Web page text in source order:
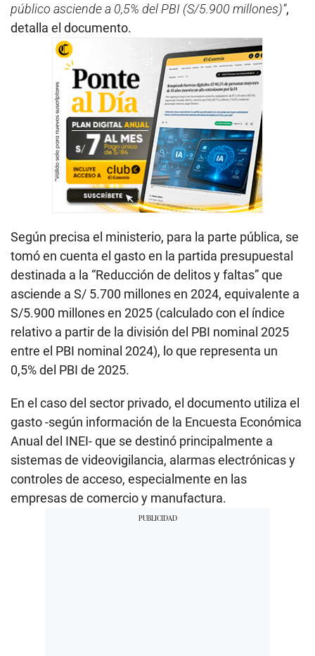
público asciende a 0,5% del PBI (S/5.900 millones)“,
detalla el documento.
Según precisa el ministerio, para la parte pública, se
tomó en cuenta el gasto en la partida presupuestal
destinada a la “Reducción de delitos y faltas” que
asciende a S/ 5.700 millones en 2024, equivalente a
S/5.900 millones en 2025 (calculado con el índice
relativo a partir de la división del PBI nominal 2025
entre el PBI nominal 2024), lo que representa un
0,5% del PBI de 2025.
En el caso del sector privado, el documento utiliza el
gasto -según información de la Encuesta Económica
Anual del INEI- que se destinó principalmente a
sistemas de videovigilancia, alarmas electrónicas y
controles de acceso, especialmente en las
empresas de comercio y manufactura.